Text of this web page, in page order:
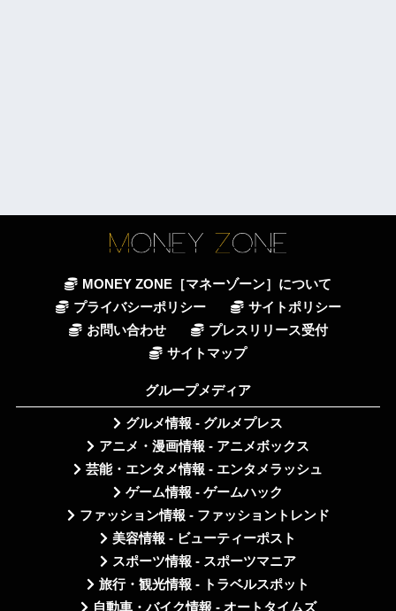
MONEY ZONE［マネーゾーン］について
プライバシーポリシー
サイトポリシー
お問い合わせ
プレスリリース受付
サイトマップ
グループメディア
グルメ情報 - グルメプレス
アニメ・漫画情報 - アニメボックス
芸能・エンタメ情報 - エンタメラッシュ
ゲーム情報 - ゲームハック
ファッション情報 - ファッショントレンド
美容情報 - ビューティーポスト
スポーツ情報 - スポーツマニア
旅行・観光情報 - トラベルスポット
自動車・バイク情報 - オートタイムズ